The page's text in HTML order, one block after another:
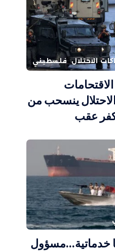
الاحتلال فلسطيني
الاحتلال ينسحب من
عقب
خدماتية…مسؤول